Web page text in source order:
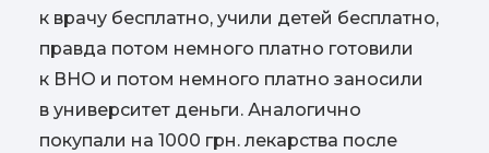
к врачу бесплатно, учили детей бесплатно,
правда потом немного платно готовили
к ВНО и потом немного платно заносили
в университет деньги. Аналогично
покупали на 1000 грн. лекарства после